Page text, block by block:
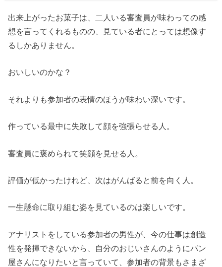
出来上がったお菓子は、二人いる審査員が味わっての感
想を言ってくれるものの、見ている者にとっては想像す
るしかありません。
おいしいのかな？
それよりも参加者の表情のほうが味わい深いです。
作っている最中に失敗して顔を強張らせる人。
審査員に褒められて笑顔を見せる人。
評価が低かったけれど、次はがんばると前を向く人。
一生懸命に取り組む姿を見ているのは楽しいです。
アナリストをしている参加者の男性が、今の仕事は創造
性を発揮できないから、自分のおじいさんのようにパン
屋さんになりたいと言っていて、参加者の背景もさまざ